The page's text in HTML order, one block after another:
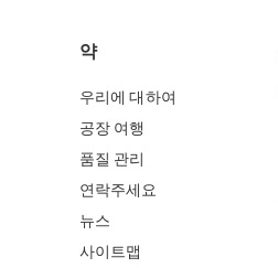
약
우리에 대하여
공장 여행
품질 관리
연락주세요
뉴스
사이트맵